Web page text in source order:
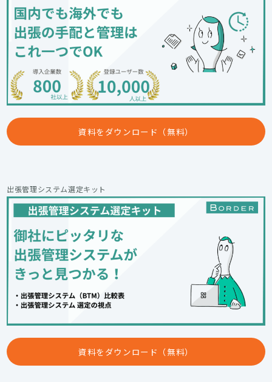
資料をダウンロード（無料）
出張管理システム選定キット
資料をダウンロード（無料）